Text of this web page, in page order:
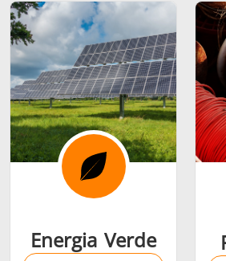
Serie SH
Teste
Aerospaziale
Energia Verde